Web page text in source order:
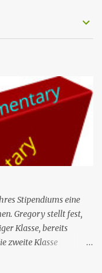
Stipendiums eine
Gregory stellt fest,
Klasse, bereits
zweite Klasse